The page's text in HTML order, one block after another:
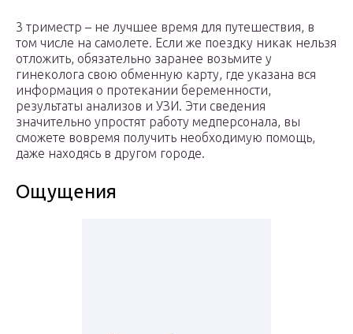
3 триместр – не лучшее время для путешествия, в
том числе на самолете. Если же поездку никак нельзя
отложить, обязательно заранее возьмите у
гинеколога свою обменную карту, где указана вся
информация о протекании беременности,
результаты анализов и УЗИ. Эти сведения
значительно упростят работу медперсонала, вы
сможете вовремя получить необходимую помощь,
даже находясь в другом городе.
Ощущения